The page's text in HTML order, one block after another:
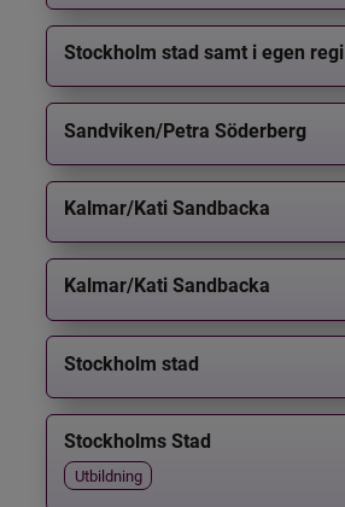
Stockholm stad samt i egen regi
Sandviken/Petra Söderberg
Kalmar/Kati Sandbacka
Kalmar/Kati Sandbacka
Stockholm stad
Stockholms Stad
Utbildning